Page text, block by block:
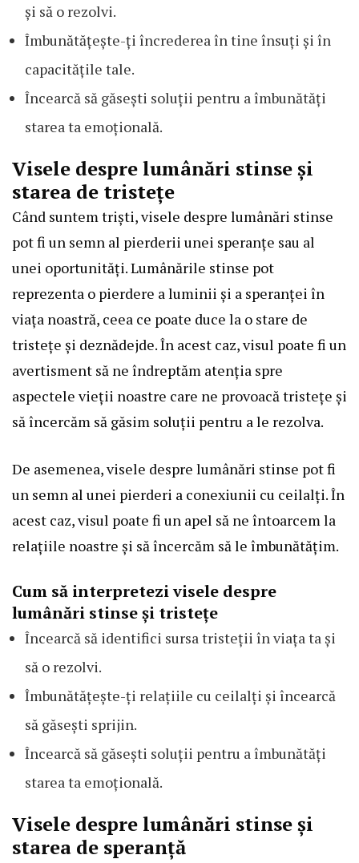
și să o rezolvi.
Îmbunătățește-ți încrederea în tine însuți și în
capacitățile tale.
Încearcă să găsești soluții pentru a îmbunătăți
starea ta emoțională.
Visele despre lumânări stinse și
starea de tristețe
Când suntem triști, visele despre lumânări stinse
pot fi un semn al pierderii unei speranțe sau al
unei oportunități. Lumânările stinse pot
reprezenta o pierdere a luminii și a speranței în
viața noastră, ceea ce poate duce la o stare de
tristețe și deznădejde. În acest caz, visul poate fi un
avertisment să ne îndreptăm atenția spre
aspectele vieții noastre care ne provoacă tristețe și
să încercăm să găsim soluții pentru a le rezolva.
De asemenea, visele despre lumânări stinse pot fi
un semn al unei pierderi a conexiunii cu ceilalți. În
acest caz, visul poate fi un apel să ne întoarcem la
relațiile noastre și să încercăm să le îmbunătățim.
Cum să interpretezi visele despre
lumânări stinse și tristețe
Încearcă să identifici sursa tristeții în viața ta și
să o rezolvi.
Îmbunătățește-ți relațiile cu ceilalți și încearcă
să găsești sprijin.
Încearcă să găsești soluții pentru a îmbunătăți
starea ta emoțională.
Visele despre lumânări stinse și
starea de speranță